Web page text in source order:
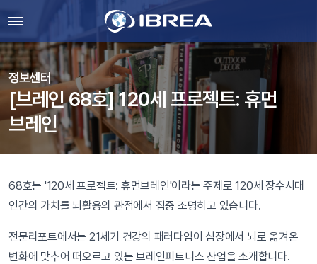
정보센터
[브레인 68호] 120세 프로젝트: 휴먼
브레인
68호는 '120세 프로젝트: 휴먼브레인'이라는 주제로 120세 장수시대
인간의 가치를 뇌활용의 관점에서 집중 조명하고 있습니다.
전문리포트에서는 21세기 건강의 패러다임이 심장에서 뇌로 옮겨온
변화에 맞추어 떠오르고 있는 브레인피트니스 산업을 소개합니다.